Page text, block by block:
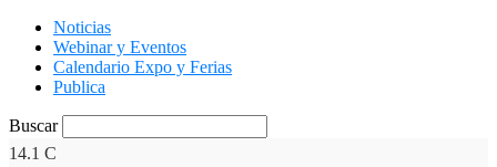
Noticias
Webinar y Eventos
Calendario Expo y Ferias
Publica
Buscar
14.1 C